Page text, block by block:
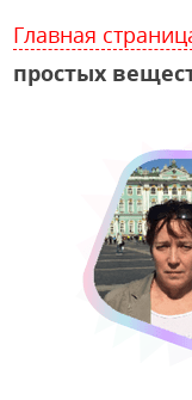
Главная
простых